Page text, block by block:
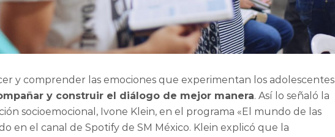
y comprender las emociones que experimentan los adolescentes
y construir el diálogo de mejor manera. Así lo señaló la
socioemocional, Ivone Klein, en el programa «El mundo de las
en el canal de Spotify de SM México. Klein explicó que la